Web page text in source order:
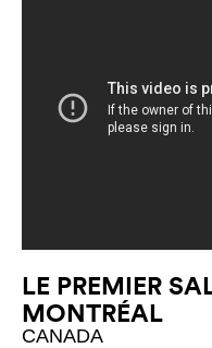
LE PREMIER
MONTRÉAL
CANADA